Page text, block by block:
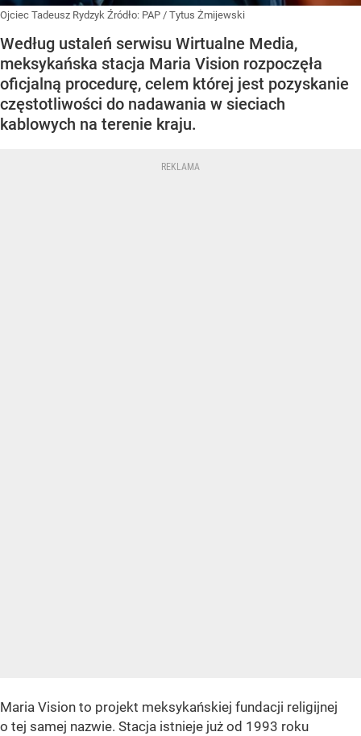
Ojciec Tadeusz Rydzyk Źródło: PAP / Tytus Żmijewski
Według ustaleń serwisu Wirtualne Media,
meksykańska stacja Maria Vision rozpoczęła
oficjalną procedurę, celem której jest pozyskanie
częstotliwości do nadawania w sieciach
kablowych na terenie kraju.
Maria Vision to projekt meksykańskiej fundacji religijnej
o tej samej nazwie. Stacja istnieje już od 1993 roku